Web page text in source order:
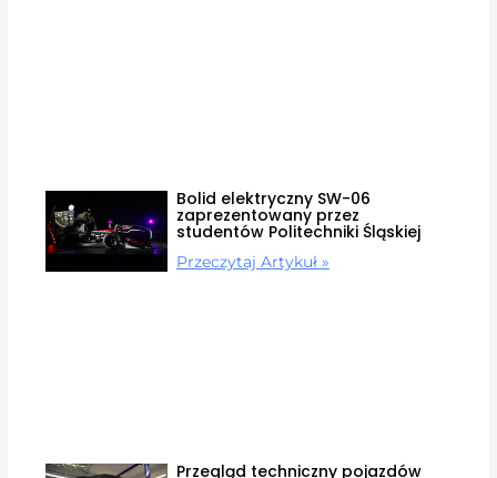
Bolid elektryczny SW-06
zaprezentowany przez
studentów Politechniki Śląskiej
Przeczytaj Artykuł »
Przegląd techniczny pojazdów